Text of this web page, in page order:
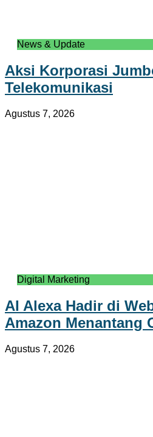
News & Update
Aksi Korporasi
Telekomunikasi
Agustus 7, 2026
Digital Marketing
AI Alexa Hadir di
Amazon Menantang
Agustus 7, 2026